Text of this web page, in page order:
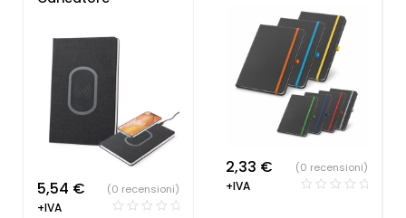
5,54 €
+IVA
(0 recensioni)
2,33 €
+IVA
(0 recensioni)